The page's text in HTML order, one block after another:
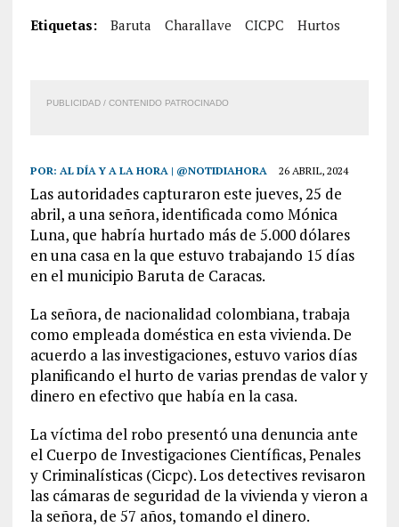
Etiquetas: Baruta Charallave CICPC Hurtos
PUBLICIDAD / CONTENIDO PATROCINADO
POR: AL DÍA Y A LA HORA | @NOTIDIAHORA 26 ABRIL, 2024
Las autoridades capturaron este jueves, 25 de
abril, a una señora, identificada como Mónica
Luna, que habría hurtado más de 5.000 dólares
en una casa en la que estuvo trabajando 15 días
en el municipio Baruta de Caracas.
La señora, de nacionalidad colombiana, trabaja
como empleada doméstica en esta vivienda. De
acuerdo a las investigaciones, estuvo varios días
planificando el hurto de varias prendas de valor y
dinero en efectivo que había en la casa.
La víctima del robo presentó una denuncia ante
el Cuerpo de Investigaciones Científicas, Penales
y Criminalísticas (Cicpc). Los detectives revisaron
las cámaras de seguridad de la vivienda y vieron a
la señora, de 57 años, tomando el dinero.